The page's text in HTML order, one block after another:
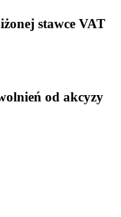
stawce VAT
od akcyzy